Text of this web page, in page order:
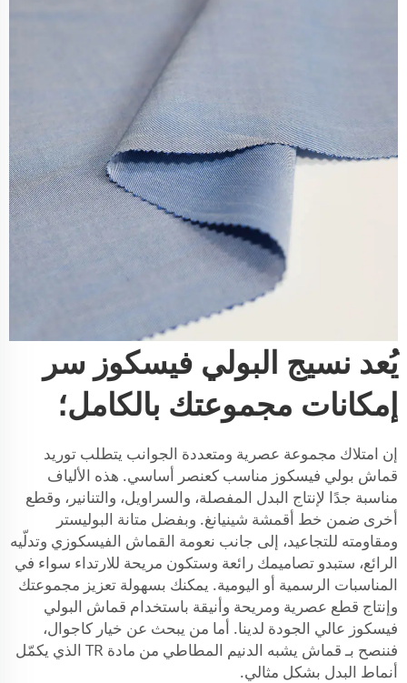
يُعد نسيج البولي فيسكوز سر
إمكانات مجموعتك بالكامل؛
إن امتلاك مجموعة عصرية ومتعددة الجوانب يتطلب توريد
قماش بولي فيسكوز مناسب كعنصر أساسي. هذه الألياف
مناسبة جدًا لإنتاج البدل المفصلة، والسراويل، والتنانير، وقطع
أخرى ضمن خط أقمشة شينيانغ. وبفضل متانة البوليستر
ومقاومته للتجاعيد، إلى جانب نعومة القماش الفيسكوزي وتدلّيه
الرائع، ستبدو تصاميمك رائعة وستكون مريحة للارتداء سواء في
المناسبات الرسمية أو اليومية. يمكنك بسهولة تعزيز مجموعتك
وإنتاج قطع عصرية ومريحة وأنيقة باستخدام قماش البولي
فيسكوز عالي الجودة لدينا. أما من يبحث عن خيار كاجوال،
فننصح بـقماش يشبه الدنيم المطاطي من مادة TR
الذي يكمّل
أنماط البدل بشكل مثالي.